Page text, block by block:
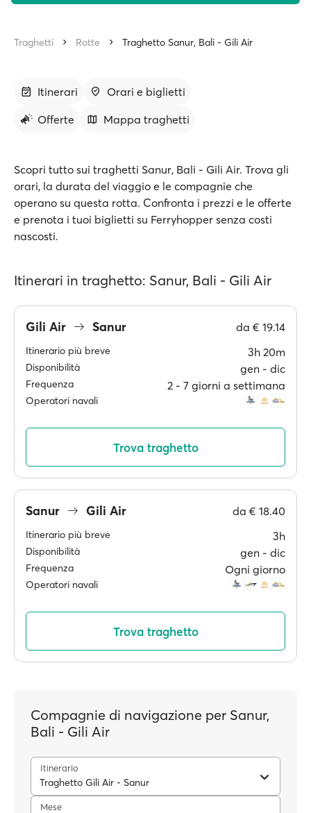
Traghetti Rotte Traghetto Sanur, Bali - Gili Air
Itinerari
Orari e biglietti
Offerte
Mappa traghetti
Scopri tutto sui traghetti Sanur, Bali - Gili Air. Trova gli
orari, la durata del viaggio e le compagnie che
operano su questa rotta. Confronta i prezzi e le offerte
e prenota i tuoi biglietti su Ferryhopper senza costi
nascosti.
Itinerari in traghetto: Sanur, Bali - Gili Air
Gili Air Sanur da € 19.14
Itinerario più breve 3h 20m
Disponibilità gen ‐ dic
Frequenza 2 ‐ 7 giorni a settimana
Operatori navali
Trova traghetto
Sanur Gili Air da € 18.40
Itinerario più breve 3h
Disponibilità gen ‐ dic
Frequenza Ogni giorno
Operatori navali
Trova traghetto
Compagnie di navigazione per Sanur,
Bali - Gili Air
Itinerario
Traghetto Gili Air - Sanur
Mese